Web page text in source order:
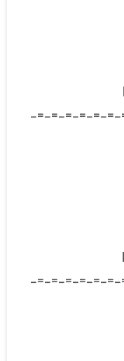
-=-=-=-=-=-
-=-=-=-=-=-